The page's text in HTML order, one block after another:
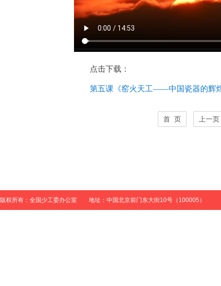
点击下载：
第五课《窑火天工——中国瓷器的辉
首 页 上一页
版权所有：全国少工委办公室 地址：中国北京前门东大街10号（100005）